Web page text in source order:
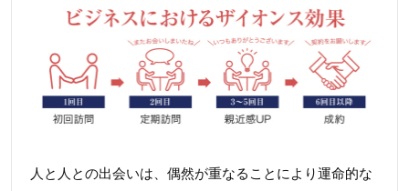
人と人との出会いは、偶然が重なることにより運命的な